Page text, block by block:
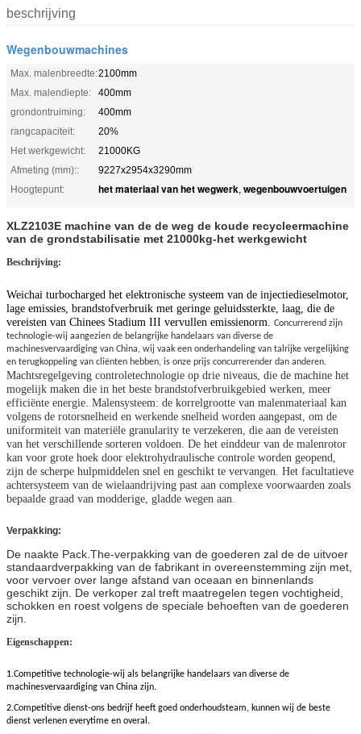
beschrijving
Wegenbouwmachines
Max. malenbreedte:2100mm
Max. malendiepte:
400mm
grondontruiming:
400mm
rangcapaciteit:
20%
Het werkgewicht:
21000KG
Afmeting (mm)::
9227x2954x3290mm
Hoogtepunt:
het materiaal van het wegwerk, wegenbouwvoertuigen
XLZ2103E machine van de de weg de koude recycleermachine
van de grondstabilisatie met 21000kg-het werkgewicht
Beschrijving:
Weichai turbocharged het elektronische systeem van de injectiedieselmotor,
lage emissies, brandstofverbruik met geringe geluidssterkte, laag, die de
vereisten van Chinees Stadium III vervullen emissienorm.
Concurrerend zijn
technologie-wij aangezien de belangrijke handelaars van diverse de
machinesvervaardiging van China, wij vaak een onderhandeling van talrijke vergelijking
en terugkoppeling van cliënten hebben, is onze prijs concurrerender dan anderen.
Machtsregelgeving controletechnologie op drie niveaus, die de machine het
mogelijk maken die in het beste brandstofverbruikgebied werken , meer
efficiënte energie. Malensysteem: de korrelgrootte van malenmateriaal kan
volgens de rotorsnelheid en werkende snelheid worden aangepast, om de
uniformiteit van materiële granularity te verzekeren, die aan de vereisten
van het verschillende sorteren voldoen. De het einddeur van de malenrotor
kan voor grote hoek door elektrohydraulische controle worden geopend,
zijn de scherpe hulpmiddelen snel en geschikt te vervangen. Het facultatieve
achtersysteem van de wielaandrijving past aan complexe voorwaarden zoals
bepaalde graad van modderige, gladde wegen aan.
Verpakking:
De naakte Pack.The-verpakking van de goederen zal de de uitvoer
standaardverpakking van de fabrikant in overeenstemming zijn met,
voor vervoer over lange afstand van oceaan en binnenlands
geschikt zijn. De verkoper zal treft maatregelen tegen vochtigheid,
schokken en roest volgens de speciale behoeften van de goederen
zijn.
Eigenschappen:
1.Competitive technologie-wij als belangrijke handelaars van diverse de
machinesvervaardiging van China zijn.
2.Competitive dienst-ons bedrijf heeft goed onderhoudsteam, kunnen wij de beste
dienst verlenen everytime en overal.